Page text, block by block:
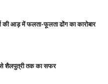
की आड़ में फलता-फूलता ढोंग का कारोबार
से शैलपुत्री तक का सफर